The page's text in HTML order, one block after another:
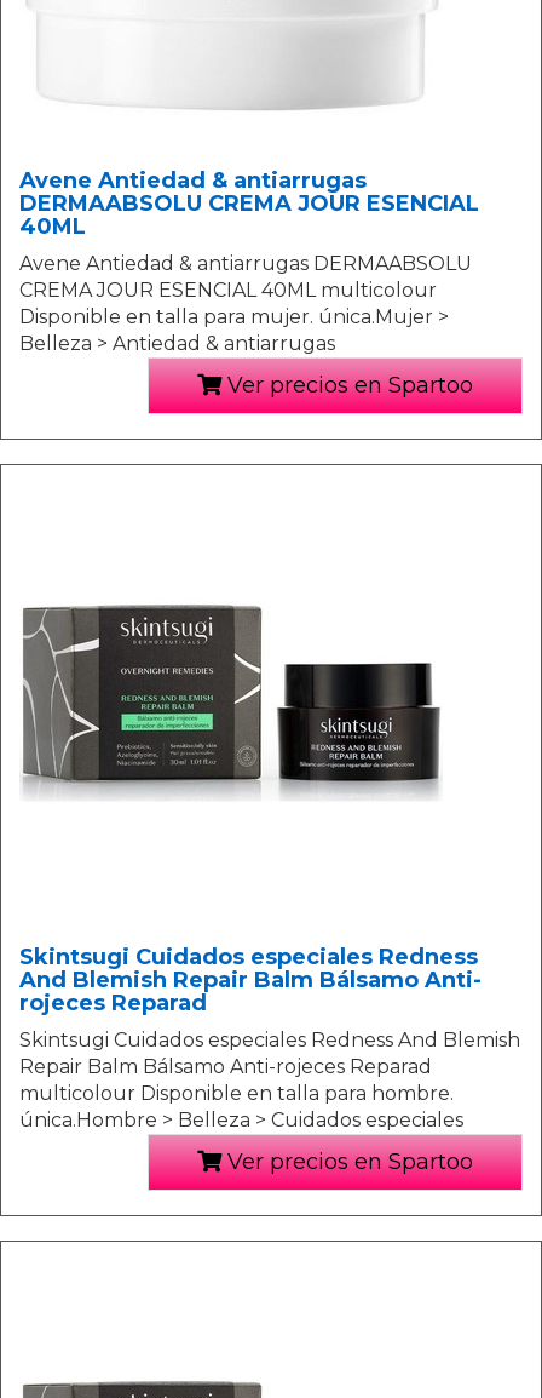
Avene Antiedad & antiarrugas
DERMAABSOLU CREMA JOUR ESENCIAL
40ML
Avene Antiedad & antiarrugas DERMAABSOLU
CREMA JOUR ESENCIAL 40ML multicolour
Disponible en talla para mujer. única.Mujer >
Belleza > Antiedad & antiarrugas
Ver precios en Spartoo
Skintsugi Cuidados especiales Redness
And Blemish Repair Balm Bálsamo Anti-
rojeces Reparad
Skintsugi Cuidados especiales Redness And Blemish
Repair Balm Bálsamo Anti-rojeces Reparad
multicolour Disponible en talla para hombre.
única.Hombre > Belleza > Cuidados especiales
Ver precios en Spartoo